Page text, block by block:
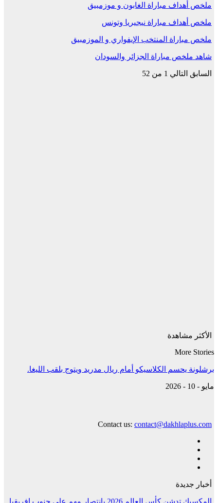
ملخص أهداف مباراة الغابون و موزمبيق
ملخص أهداف مباراة نيجيريا وتونس
ملخص مباراة المنتخب الإيفواري و الموزمبيق
شاهد ملخص مباراة الجزائر والسودان
السابق التالي 1 من 52
الأكثر مشاهدة
More Stories
برشلونة يحسم الكلاسيكو أمام ريال مدريد ويتوج بلقب الليغا.
مايو - 10 - 2026
Contact us: contact@dakhlaplus.com
أخبار جديدة